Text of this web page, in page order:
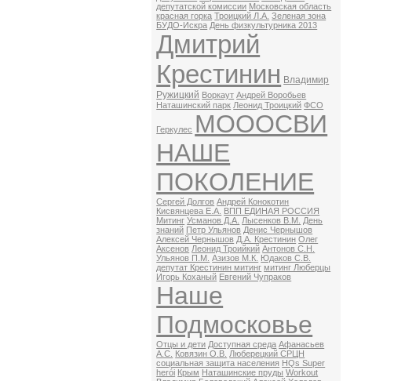
депутатской комиссии Московская область
красная горка Троицкий Л.А. Зеленая зона
БУДО-Искра День физкультурника 2013
Дмитрий
Крестинин Владимир
Ружицкий Воркаут Андрей Воробьев
Наташинский парк Леонид Троицкий ФСО
Геркулес МОООСВИ
НАШЕ
ПОКОЛЕНИЕ
Сергей Долгов Андрей Конокотин
Кисвянцева Е.А. ВПП ЕДИНАЯ РОССИЯ
Митинг Усманов Д.А. Лысенков В.М. День
знаний Петр Ульянов Денис Чернышов
Алексей Чернышов Д.А. Крестинин Олег
Аксенов Леонид Троийкий Антонов С.Н.
Ульянов П.М. Азизов М.К. Юдаков С.В.
депутат Крестинин митинг митинг Люберцы
Игорь Коханый Евгений Чупраков
Наше
Подмосковье
Отцы и дети Доступная среда Афанасьев
А.С. Ковязин О.В. Люберецкий СРЦН
социальная защита населения HQs Super
herói Крым Наташинские пруды Workout